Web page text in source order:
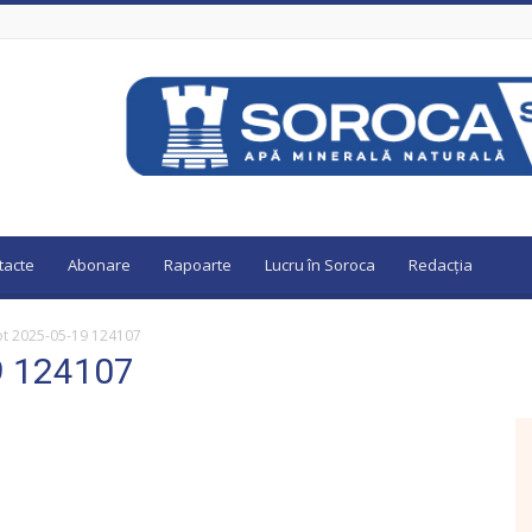
Abonare Rapoarte Lucru în Soroca Redacția
2025-05-19 124107
124107